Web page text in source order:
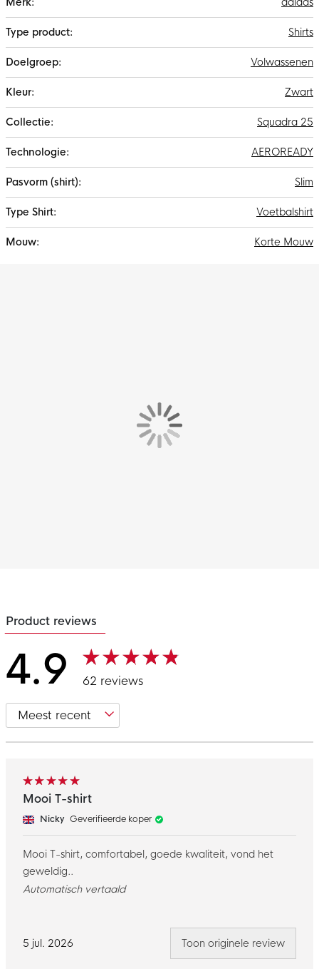
informatie
Shirts
Volwassenen
Zwart
Squadra 25
AEROREADY
Slim
Voetbalshirt
Korte Mouw
Product reviews
4.9 62 reviews
5 jul. 2026
Mooi T-shirt
Nicky Geverifieerde koper
Mooi T-shirt, comfortabel, goede kwaliteit, vond het
geweldig..
Automatisch vertaald
Toon originele review